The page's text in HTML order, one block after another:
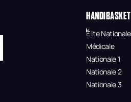
HANDIBASKET
Élite
Médicale
Nationale 1
Nationale 2
Nationale 3